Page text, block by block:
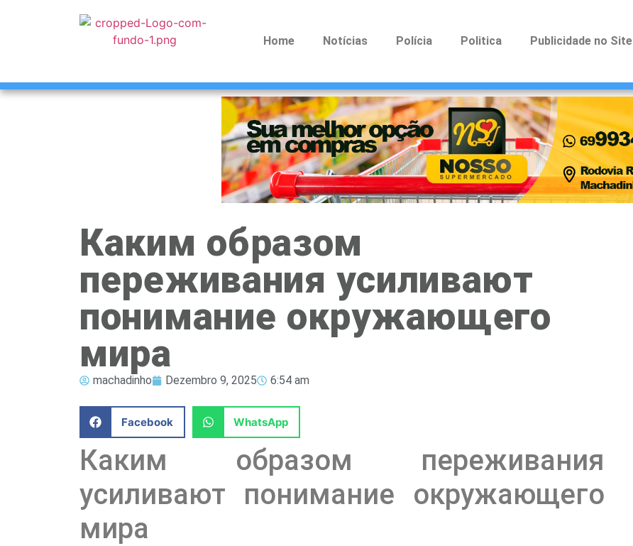
Home Notícias Polícia Politica Publicidade no Site
Каким образом
переживания усиливают
понимание окружающего
мира
machadinho Dezembro 9, 2025 6:54 am
Facebook WhatsApp
Каким образом переживания
усиливают понимание окружающего
мира